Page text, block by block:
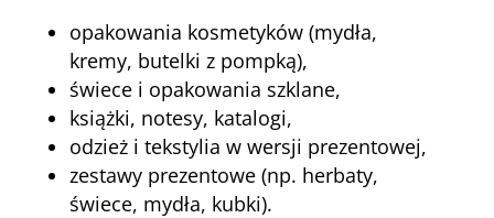
opakowania kosmetyków (mydła,
kremy, butelki z pompką),
świece i opakowania szklane,
książki, notesy, katalogi,
odzież i tekstylia w wersji prezentowej,
zestawy prezentowe (np. herbaty,
świece, mydła, kubki).